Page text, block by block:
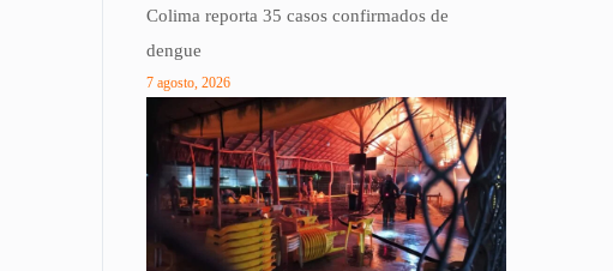
Colima reporta 35 casos confirmados de
dengue
7 agosto, 2026